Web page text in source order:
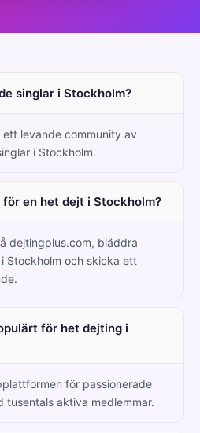
singlar i Stockholm?
levande community av
i Stockholm.
en het dejt i Stockholm?
dejtingplus.com, bläddra
Stockholm och skicka ett
för het dejting i
för passionerade
tusentals aktiva medlemmar.